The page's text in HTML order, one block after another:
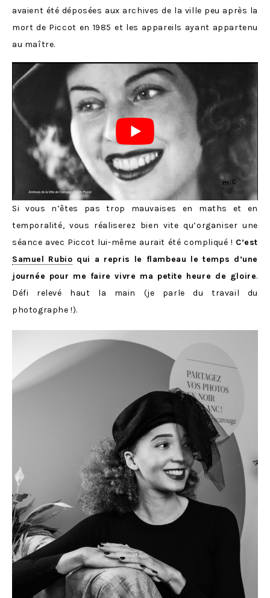
avaient été déposées aux archives de la ville peu après la
mort de Piccot en 1985 et les appareils ayant appartenu
au maître.
Si vous n’êtes pas trop mauvaises en maths et en
temporalité, vous réaliserez bien vite qu’organiser une
séance avec Piccot lui-même aurait été compliqué ! C’est
Samuel Rubio qui a repris le flambeau le temps d’une
journée pour me faire vivre ma petite heure de gloire.
Défi relevé haut la main (je parle du travail du
photographe !).